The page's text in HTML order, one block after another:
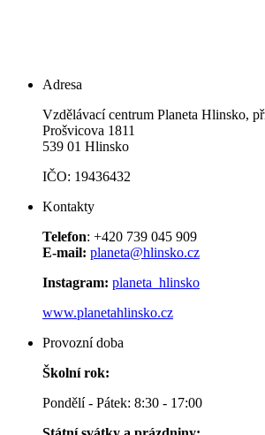
Adresa
Vzdělávací centrum Planeta Hlinsko,
Prošvicova 1811
539 01 Hlinsko
IČO: 19436432
Kontakty
Telefon: +420 739 045 909
E-mail: planeta@hlinsko.cz
Instagram: planeta_hlinsko
www.planetahlinsko.cz
Provozní doba
Školní rok:
Pondělí - Pátek: 8:30 - 17:00